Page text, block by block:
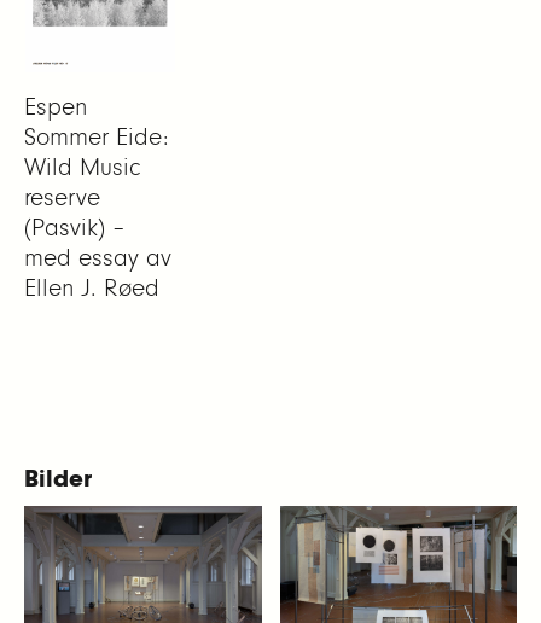
Espen
Sommer Eide:
Wild Music
reserve
(Pasvik) –
med essay av
Ellen J. Røed
Bilder